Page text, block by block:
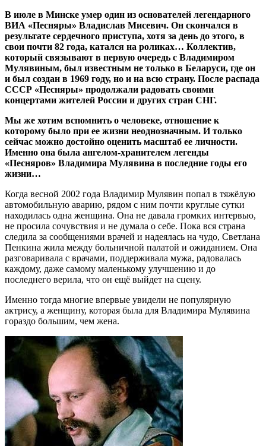
В июле в Минске умер один из основателей легендарного
ВИА «Песняры» Владислав Мисевич. Он скончался в
результате сердечного приступа, хотя за день до этого, в
свои почти 82 года, катался на роликах… Коллектив,
который связывают в первую очередь с Владимиром
Мулявиным, был известным не только в Беларуси, где он
и был создан в 1969 году, но и на всю страну. После распада
СССР «Песняры» продолжали радовать своими
концертами жителей России и других стран СНГ.
Мы же хотим вспомнить о человеке, отношение к
которому было при ее жизни неоднозначным. И только
сейчас можно достойно оценить масштаб ее личности.
Именно она была ангелом-хранителем легенды
«Песняров» Владимира Мулявина в последние годы его
жизни…
Когда весной 2002 года Владимир Мулявин попал в тяжёлую
автомобильную аварию, рядом с ним почти круглые сутки
находилась одна женщина. Она не давала громких интервью,
не просила сочувствия и не думала о себе. Пока вся страна
следила за сообщениями врачей и надеялась на чудо, Светлана
Пенкина жила между больничной палатой и ожиданием. Она
разговаривала с врачами, поддерживала мужа, радовалась
каждому, даже самому маленькому улучшению и до
последнего верила, что он ещё выйдет на сцену.
Именно тогда многие впервые увидели не популярную
актрису, а женщину, которая была для Владимира Мулявина
гораздо большим, чем жена.